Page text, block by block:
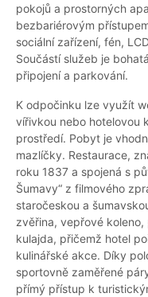
pokojů a prostorných
bezbariérovým
sociální zařízení, fén,
Součástí služeb je
připojení a parkování.
K odpočinku lze využít
vířivkou nebo hotelovou
prostředí. Pobyt je
mazlíčky. Restaurace,
roku 1837 a spojená s
Šumavy“ z filmového
staročeskou a
zvěřina, vepřové
kulajda, přičemž hotel
kulinářské akce. Díky
sportovně zaměřené
přímý přístup k